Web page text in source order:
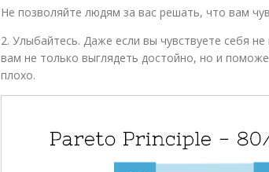
Не позволяйте людям за вас решать, что вам
2. Улыбайтесь. Даже если вы чувствуете себя
вам не только выглядеть достойно, но и
плохо.